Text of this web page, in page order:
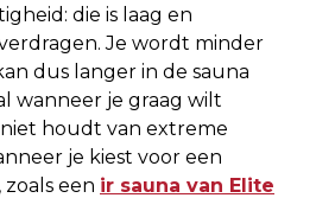
die is laag en
Je wordt minder
dus langer in de sauna
wanneer je graag wilt
houdt van extreme
je kiest voor een
een ir sauna van Elite